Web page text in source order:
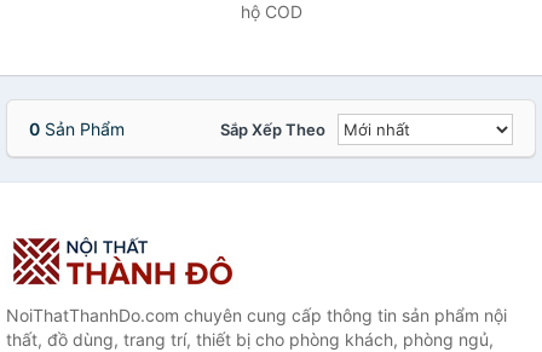
hộ COD
0 Sản Phẩm Sắp Xếp Theo
NoiThatThanhDo.com chuyên cung cấp thông tin sản phẩm nội
thất, đồ dùng, trang trí, thiết bị cho phòng khách, phòng ngủ,